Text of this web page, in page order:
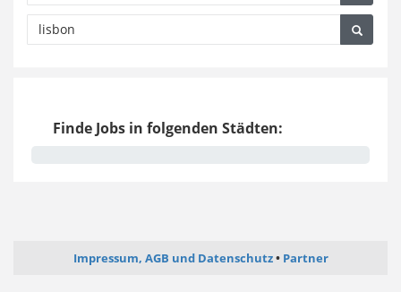
Finde Jobs in folgenden Städten:
Impressum, AGB und Datenschutz Partner